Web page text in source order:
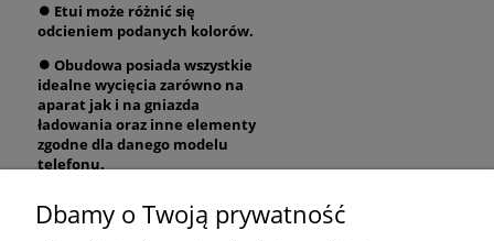
⏺ Etui może różnić się
odcieniem podanych kolorów.
⏺ Obudowa posiada wszystkie
idealne wycięcia zarówno na
aparat jak i na gniazda
ładowania oraz inne elementy
zgodne dla danego modelu
telefonu.
Pomoc
Dbamy o Twoją prywatność